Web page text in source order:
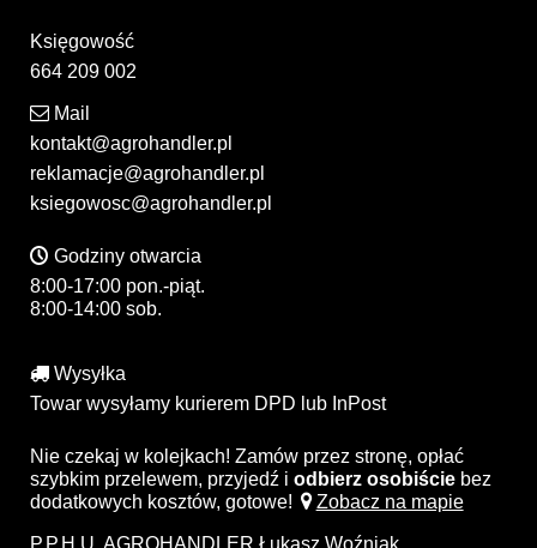
Księgowość
664 209 002
Mail
kontakt@agrohandler.pl
reklamacje@agrohandler.pl
ksiegowosc@agrohandler.pl
Godziny otwarcia
8:00-17:00 pon.-piąt.
8:00-14:00 sob.
Wysyłka
Towar wysyłamy kurierem DPD lub InPost
Nie czekaj w kolejkach! Zamów przez stronę, opłać
szybkim przelewem, przyjedź i odbierz osobiście bez
dodatkowych kosztów, gotowe!
Zobacz na mapie
P.P.H.U. AGROHANDLER Łukasz Woźniak